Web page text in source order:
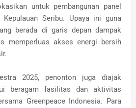
untuk pembangunan panel
Seribu. Upaya ini guna
berada di garis depan dampak
memperluas akses energi bersih
2025, penonton juga diajak
beragam fasilitas dan aktivitas
Greenpeace Indonesia. Para